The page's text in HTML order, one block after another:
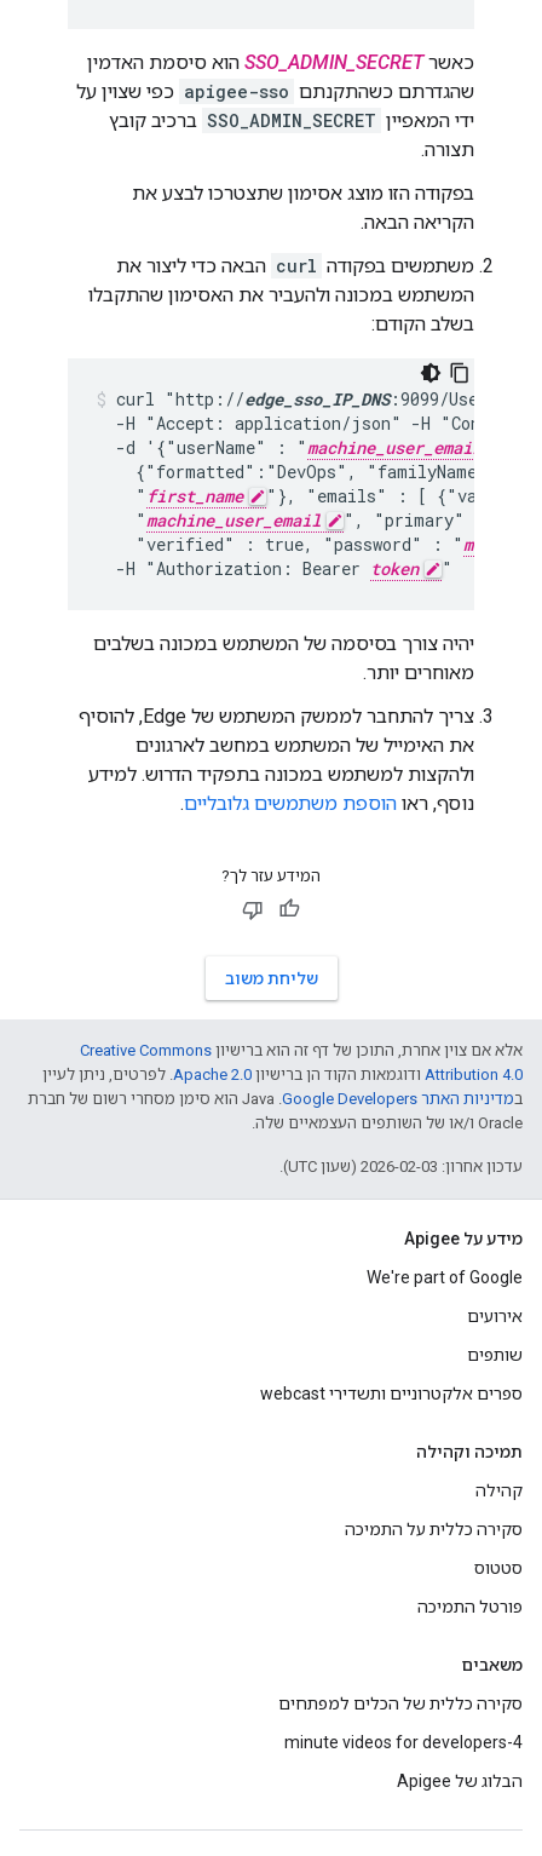
כאשרSSO_ADMIN_SECRET הוא סיסמת האדמין
שהגדרתם כשהתקנתם apigee-sso כפי שצוין על
ידי המאפיין SSO_ADMIN_SECRET ברכיב קובץ
תצורה.
בפקודה הזו מוצג אסימון שתצטרכו לבצע את
הקריאה הבאה.
משתמשים בפקודה curl הבאה כדי ליצור את
המשתמש במכונה ולהעביר את האסימון שהתקבלו
בשלב הקודם:
curl "http://edge_sso_IP_DNS:9099/Users" -i
-H "Accept: application/json" -H "Content-
  -d '{"userName" : "
machine_user_email
    {"formatted":"DevOps", "familyName" : "
    "
first_name
"}, "emails" : [ {"value" :
    "
machine_user_email
", "primary" :
    "verified" : true, "password" : "
  -H "Authorization: Bearer
token "
יהיה צורך בסיסמה של המשתמש במכונה בשלבים
מאוחרים יותר.
צריך להתחבר לממשק המשתמש של Edge, להוסיף
את האימייל של המשתמש במחשב לארגונים
ולהקצות למשתמש במכונה בתפקיד הדרוש. למידע
נוסף, ראו הוספת משתמשים גלובליים.
המידע עזר לך?
שליחת משוב
אלא אם צוין אחרת, התוכן של דף זה הוא ברישיון Creative Commons
Attribution 4.0 ודוגמאות הקוד הן ברישיון Apache 2.0. לפרטים, ניתן לעיין
במדיניות האתר Google Developers‏
.‏ Java הוא סימן מסחרי רשום של חברת
Oracle ו/או של השותפים העצמאיים שלה.
עדכון אחרון: 2026-02-03 (שעון UTC).
מידע על Apigee
We're part of Google
אירועים
שותפים
ספרים אלקטרוניים ותשדירי webcast
תמיכה וקהילה
קהילה
סקירה כללית על התמיכה
סטטוס
פורטל התמיכה
משאבים
סקירה כללית של הכלים למפתחים
4-minute videos for developers
הבלוג של Apigee